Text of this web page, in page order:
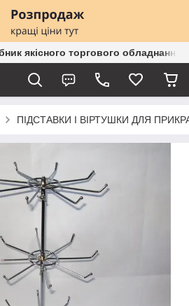
якісного торгового обладнання
ПІДСТАВКИ І ВІРТУШКИ ДЛЯ